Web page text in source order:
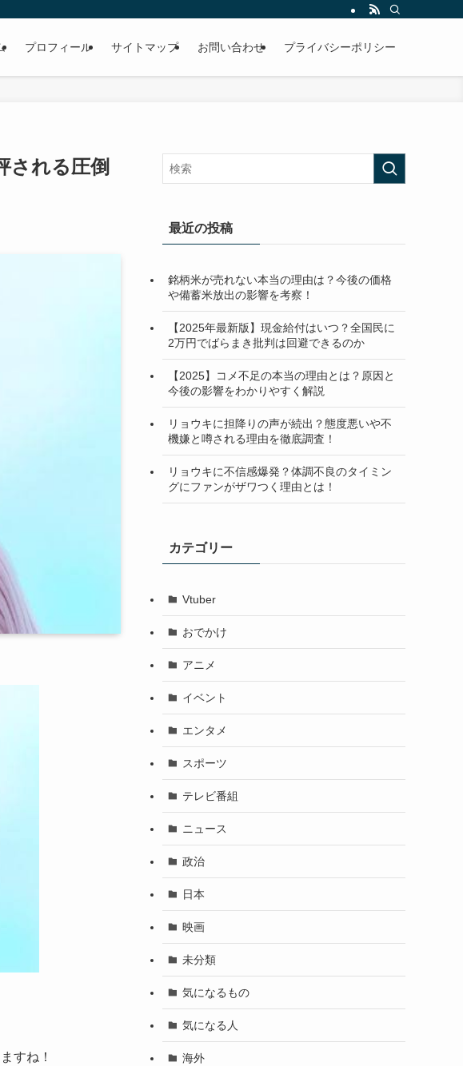
プロフィール サイトマップ お問い合わせ プライバシーポリシー
される圧倒
すね！
最近の投稿
銘柄米が売れない本当の理由は？今後の価格
や備蓄米放出の影響を考察！
【2025年最新版】現金給付はいつ？全国民に
2万円でばらまき批判は回避できるのか
【2025】コメ不足の本当の理由とは？原因と
今後の影響をわかりやすく解説
リョウキに担降りの声が続出？態度悪いや不
機嫌と噂される理由を徹底調査！
リョウキに不信感爆発？体調不良のタイミン
グにファンがザワつく理由とは！
カテゴリー
Vtuber
おでかけ
アニメ
イベント
エンタメ
スポーツ
テレビ番組
ニュース
政治
日本
映画
未分類
気になるもの
気になる人
海外